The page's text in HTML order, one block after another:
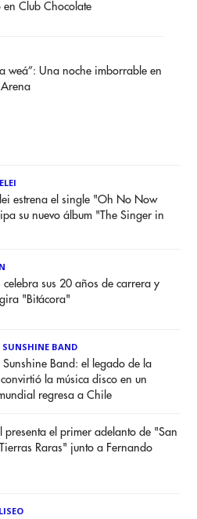
en Club Chocolate
weá”: Una noche imborrable en
estrena el single "Oh No Now
su nuevo álbum "The Singer in
celebra sus 20 años de carrera y
"Bitácora"
SUNSHINE BAND
Sunshine Band: el legado de la
la música disco en un
regresa a Chile
presenta el primer adelanto de "San
Raras" junto a Fernando